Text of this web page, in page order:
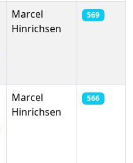
Marcel
Hinrichsen
569
Marcel
Hinrichsen
566